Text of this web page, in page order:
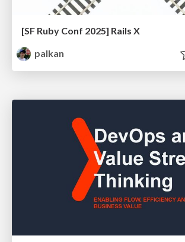
[SF Ruby Conf 2025] Rails X
palkan